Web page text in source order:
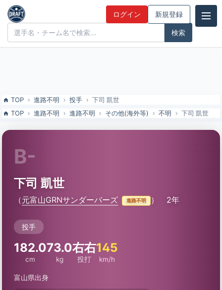
下司 凱世（元富山GRNサンダーバーズ）の特徴とドラフト評価 | ドラ
フト候補とみんなの評価
ドラフト候補とみんなの評価 ログイン 新規登録
TOP 進路不明 投手
下司 凱世
TOP
進路不明 進路不明 その他(海外等) 不明 下司 凱世
B-
下司 凱世
（元富山GRNサンダーバーズ 進路不明 ） 2年
投手
182.0
cm
73.0
kg
右右
投打
145
km/h
富山県出身